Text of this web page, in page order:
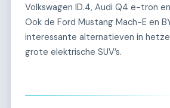
Volkswagen ID.4, Audi Q4 e-tron
Ook de Ford Mustang Mach-E en
interessante alternatieven in
grote elektrische SUV’s.